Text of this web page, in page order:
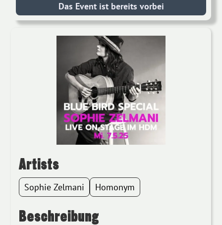
Das Event ist bereits vorbei
Artists
Sophie Zelmani Homonym
Beschreibung